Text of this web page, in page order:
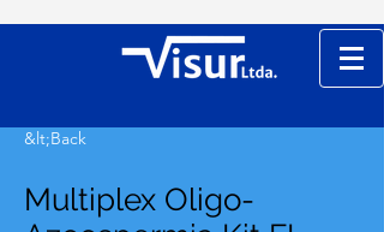
&lt;Back
Multiplex Oligo-